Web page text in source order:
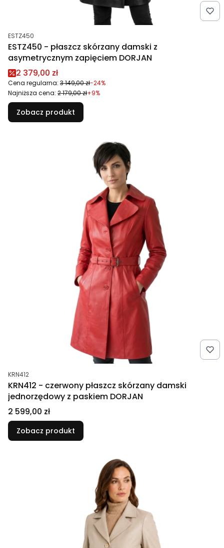
Kod produktu
ESTZ450
ESTZ450 - płaszcz skórzany damski z
asymetrycznym zapięciem DORJAN
Cena promocyjna
2 379,00 zł
Cena regularna: 3 149,00 zł-24%
Najniższa cena: 2 179,00 zł+9%
Zobacz produkt
Kod produktu
KRN412
KRN412 - czerwony płaszcz skórzany damski
jednorzędowy z paskiem DORJAN
Cena
2 599,00 zł
Zobacz produkt